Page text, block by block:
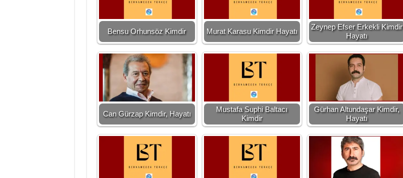
Bensu Orhunsöz Kimdir Murat Karasu Kimdir Hayatı
Zeynep Efser Erkekli Kimdir
Hayatı
Can Gürzap Kimdir, Hayatı
Mustafa Suphi Baltacı
Kimdir
Gürhan Altundaşar Kimdir,
Hayatı